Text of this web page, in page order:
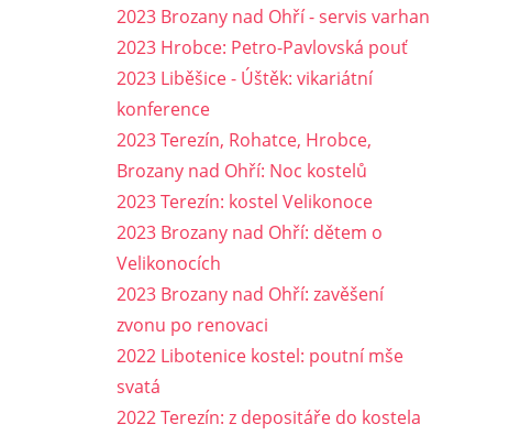
2023 Brozany nad Ohří - servis varhan
2023 Hrobce: Petro-Pavlovská pouť
2023 Liběšice - Úštěk: vikariátní
konference
2023 Terezín, Rohatce, Hrobce,
Brozany nad Ohří: Noc kostelů
2023 Terezín: kostel Velikonoce
2023 Brozany nad Ohří: dětem o
Velikonocích
2023 Brozany nad Ohří: zavěšení
zvonu po renovaci
2022 Libotenice kostel: poutní mše
svatá
2022 Terezín: z depositáře do kostela